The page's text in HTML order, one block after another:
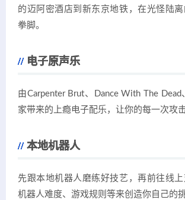
的迈阿密酒店到新东京地铁，在光怪陆
拳脚。
电子原声乐
由Carpenter Brut、Dance With The
家带来的上瘾电子配乐，让你的每一次攻
本地机器人
先跟本地机器人磨练好技艺，再前往线
机器人难度、游戏规则等来创造你自己的挑